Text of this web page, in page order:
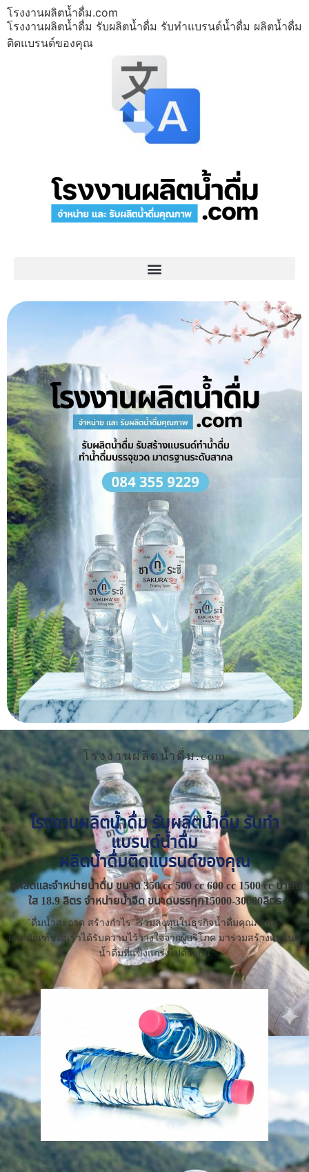
โรงงานผลิตน้ำดื่ม.com
โรงงานผลิตน้ำดื่ม รับผลิตน้ำดื่ม รับทำแบรนด์น้ำดื่ม ผลิตน้ำดื่ม
ติดแบรนด์ของคุณ
โรงงานผลิตน้ำดื่ม.com
โรงงานผลิตน้ำดื่ม รับผลิตน้ำดื่ม รับทำ
แบรนด์น้ำดื่ม
ผลิตน้ำดื่มติดแบรนด์ของคุณ
ผู้ผลิตและจำหน่ายน้ำดื่ม ขนาด 350 cc 500 cc 600 cc 1500 cc น้ำถัง
ใส 18.9 ลิตร จำหน่ายน้ำจืด ขนาดบรรทุก15000-30000ลิตร
"ดื่มน้ำสะอาด สร้างกำไร" ร่วมลงทุนในธุรกิจน้ำดื่มคุณภาพสูง
ผลิตภัณฑ์ของเราได้รับความไว้วางใจจากผู้บริโภค มาร่วมสร้างแบรนด์
น้ำดื่มที่แข็งแกร่งไปด้วยกัน